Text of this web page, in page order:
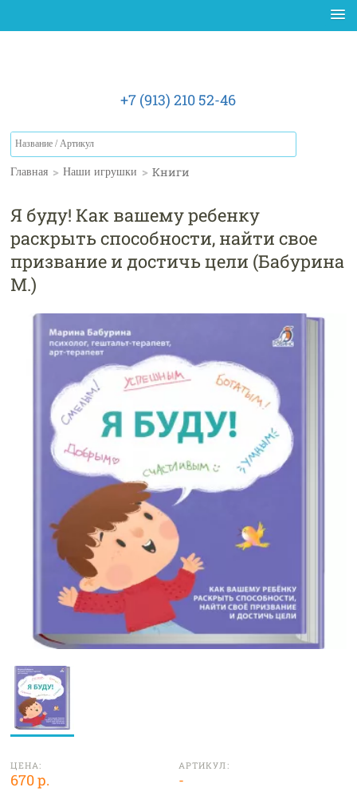
+7 (913) 210 52-46
Главная > Наши игрушки > Книги
Я буду! Как вашему ребенку
раскрыть способности, найти свое
призвание и достичь цели (Бабурина
М.)
ЦЕНА:
670 р.
АРТИКУЛ:
-